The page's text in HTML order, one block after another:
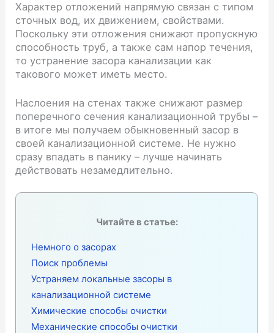
Характер отложений напрямую связан с типом
сточных вод, их движением, свойствами.
Поскольку эти отложения снижают пропускную
способность труб, а также сам напор течения,
то устранение засора канализации как
такового может иметь место.
Наслоения на стенах также снижают размер
поперечного сечения канализационной трубы –
в итоге мы получаем обыкновенный засор в
своей канализационной системе. Не нужно
сразу впадать в панику – лучше начинать
действовать незамедлительно.
Читайте в статье:
Немного о засорах
Поиск проблемы
Устраняем локальные засоры в
канализационной системе
Химические способы очистки
Механические способы очистки